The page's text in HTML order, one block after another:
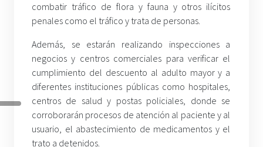
combatir tráfico de flora y fauna y otros ilícitos
penales como el tráfico y trata de personas.
Además, se estarán realizando inspecciones a
negocios y centros comerciales para verificar el
cumplimiento del descuento al adulto mayor y a
diferentes instituciones públicas como hospitales,
centros de salud y postas policiales, donde se
corroborarán procesos de atención al paciente y al
usuario, el abastecimiento de medicamentos y el
trato a detenidos.